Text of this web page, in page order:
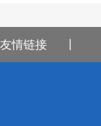
友情链接